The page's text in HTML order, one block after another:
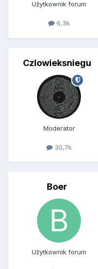
Użytkownik forum
6,3k
Czlowieksniegu
Moderator
30,7k
Boer
Użytkownik forum